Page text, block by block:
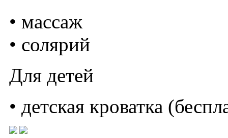
• массаж
• солярий
Для детей
• детская кроватка